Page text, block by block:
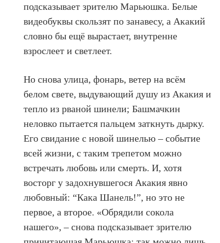
подсказывает зрителю Марьюшка. Белые
видеобуквы скользят по занавесу, а Акакий
словно бы ещё вырастает, внутренне
взрослеет и светлеет.
Но снова улица, фонарь, ветер на всём
белом свете, выдувающий душу из Акакия и
тепло из рваной шинели; Башмачкин
неловко пытается пальцем заткнуть дырку.
Его свидание с новой шинелью – событие
всей жизни, с таким трепетом можно
встречать любовь или смерть. И, хотя
восторг у задохнувшегося Акакия явно
любовный: “Кака Шанель!”, но это не
первое, а второе. «Обрядили сокола
нашего», – снова подсказывает зрителю